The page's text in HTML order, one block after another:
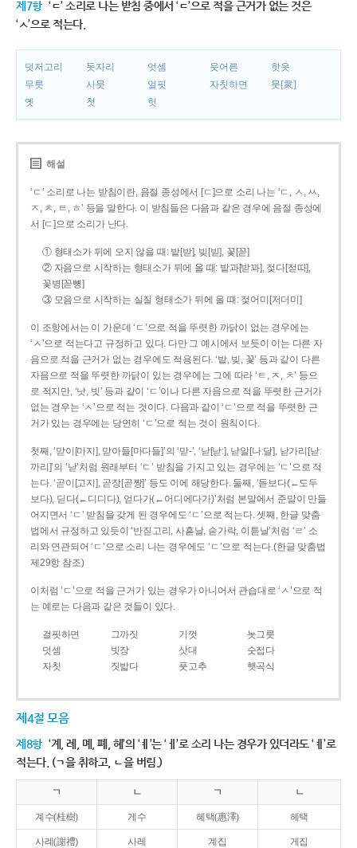
제7항 ‘ㄷ’ 소리로 나는 받침 중에서 ‘ㄷ’으로 적을 근거가 없는 것은
‘ㅅ’으로 적는다.
덧저고리 돗자리 엇셈 웃어른
핫옷
무릇
사뭇 얼핏 자칫하면
뭇[衆]
옛
첫 헛
해설
‘ㄷ’ 소리로 나는 받침이란, 음절 종성에서 [ㄷ]으로 소리 나는 ‘ㄷ, ㅅ, ㅆ,
ㅈ, ㅊ, ㅌ, ㅎ’ 등을 말한다. 이 받침들은 다음과 같은 경우에 음절 종성에
서 [ㄷ]으로 소리가 난다.
① 형태소가 뒤에 오지 않을 때: 밭[받], 빚[빋], 꽃[꼳]
② 자음으로 시작하는 형태소가 뒤에 올 때: 밭과[받꽈], 젖다[젇따],
꽃병[꼳뼝]
③ 모음으로 시작하는 실질 형태소가 뒤에 올 때: 젖어미[저더미]
이 조항에서는 이 가운데 ‘ㄷ’으로 적을 뚜렷한 까닭이 없는 경우에는
‘ㅅ’으로 적는다고 규정하고 있다. 다만 그 예시에서 보듯이 이는 다른 자
음으로 적을 근거가 없는 경우에도 적용된다. ‘밭, 빚, 꽃’ 등과 같이 다른
자음으로 적을 뚜렷한 까닭이 있는 경우에는 그에 따라 ‘ㅌ, ㅈ, ㅊ’ 등으
로 적지만, ‘낫, 빗’ 등과 같이 ‘ㄷ’이나 다른 자음으로 적을 뚜렷한 근거가
없는 경우는 ‘ㅅ’으로 적는 것이다. 다음과 같이 ‘ㄷ’으로 적을 뚜렷한 근
거가 있는 경우에는 당연히 ‘ㄷ’으로 적는 것이 원칙이다.
첫째, ‘맏이[마지], 맏아들[마다들]’의 ‘맏-’, ‘낟[낟ː], 낟알[나ː달], 낟가리[낟ː
까리]’의 ‘낟’처럼 원래부터 ‘ㄷ’ 받침을 가지고 있는 경우에는 ‘ㄷ’으로 적
는다. ‘곧이[고지], 곧장[곧짱]’ 등도 이에 해당한다. 둘째, ‘돋보다(←도두
보다), 딛다(←디디다), 얻다가(←어디에다가)’처럼 본말에서 준말이 만들
어지면서 ‘ㄷ’ 받침을 갖게 된 경우에도 ‘ㄷ’으로 적는다. 셋째, 한글 맞춤
법에서 규정하고 있듯이 ‘반짇고리, 사흗날, 숟가락, 이튿날’처럼 ‘ㄹ’ 소
리와 연관되어 ‘ㄷ’으로 소리 나는 경우에도 ‘ㄷ’으로 적는다.(한글 맞춤법
제29항 참조)
이처럼 ‘ㄷ’으로 적을 근거가 있는 경우가 아니어서 관습대로 ‘ㅅ’으로 적
는 예로는 다음과 같은 것들이 있다.
걸핏하면 그까짓 기껏
놋그릇
덧셈
빗장 삿대
숫접다
자칫
짓밟다 풋고추 햇곡식
제4절 모음
제8항 ‘계, 례, 몌, 폐, 혜’의 ‘ㅖ’는 ‘ㅔ’로 소리 나는 경우가 있더라도 ‘ㅖ’로
적는다. (ㄱ을 취하고, ㄴ을 버림.)
ㄱ ㄴ ㄱ ㄴ
계수(桂樹) 게수 혜택(惠澤) 헤택
사례(謝禮) 사레 계집 게집